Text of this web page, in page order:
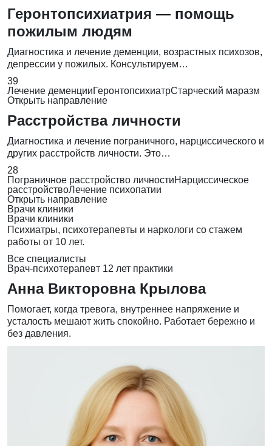
Геронтопсихиатрия — помощь
пожилым людям
Диагностика и лечение деменции, возрастных психозов,
депрессии у пожилых. Консультируем…
39
Лечение деменцииГеронтопсихиатрСтарческий маразм
Открыть направление
Расстройства личности
Диагностика и лечение пограничного, нарциссического и
других расстройств личности. Это…
28
Пограничное расстройство личностиНарциссическое
расстройствоЛечение психопатии
Открыть направление
Врачи клиники
Врачи клиники
Психиатры, психотерапевты и наркологи со стажем
работы от 10 лет.
Все специалисты
Врач-психотерапевт 12 лет практики
Анна Викторовна Крылова
Помогает, когда тревога, внутреннее напряжение и
усталость мешают жить спокойно. Работает бережно и
без давления.